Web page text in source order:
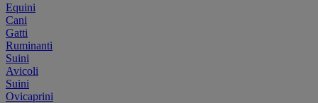
Equini
Cani
Gatti
Ruminanti
Suini
Avicoli
Suini
Ovicaprini